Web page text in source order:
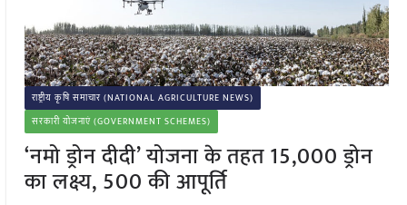
राष्ट्रीय कृषि समाचार (NATIONAL AGRICULTURE NEWS)
सरकारी योजनाएं (GOVERNMENT SCHEMES)
‘नमो ड्रोन दीदी’ योजना के तहत 15,000 ड्रोन
का लक्ष्य, 500 की आपूर्ति